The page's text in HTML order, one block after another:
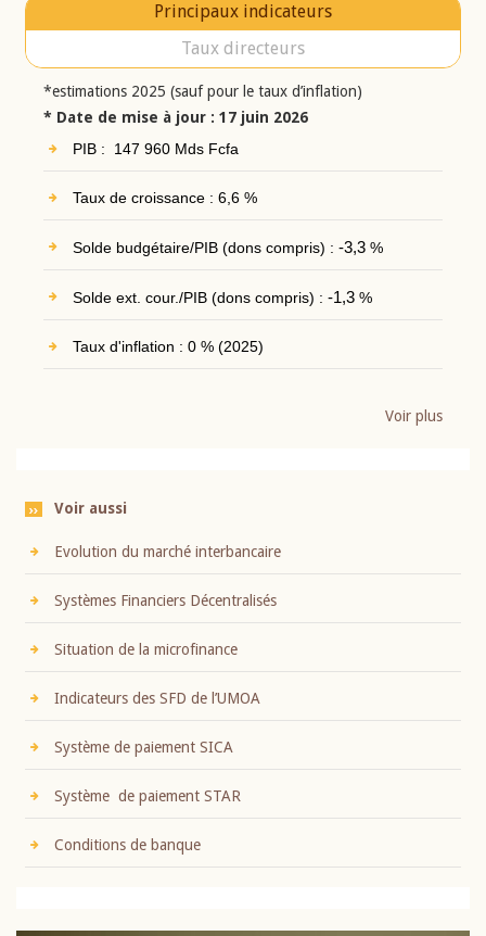
Principaux indicateurs
Taux directeurs
*estimations 2025 (sauf pour le taux d’inflation)
* Date de mise à jour : 17 juin 2026
PIB : 147 960 Mds Fcfa
Taux de croissance : 6,6 %
Solde budgétaire/PIB (dons compris) : -3,3%
Solde ext. cour./PIB (dons compris) : -1,3%
Taux d'inflation : 0 % (2025)
Voir plus
Voir aussi
Evolution du marché interbancaire
Systèmes Financiers Décentralisés
Situation de la microfinance
Indicateurs des SFD de l’UMOA
Système de paiement SICA
Système de paiement STAR
Conditions de banque